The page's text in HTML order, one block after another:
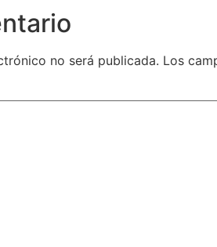
no será publicada. Los